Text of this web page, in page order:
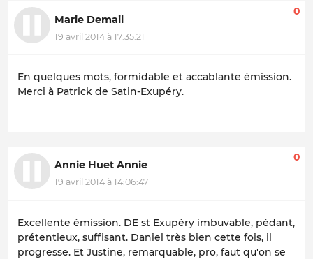
Marie Demail
19 avril 2014 à 17:35:21
0
En quelques mots, formidable et accablante émission.
Merci à Patrick de Satin-Exupéry.
Annie Huet Annie
19 avril 2014 à 14:06:47
0
Excellente émission. DE st Exupéry imbuvable, pédant,
prétentieux, suffisant. Daniel très bien cette fois, il
progresse. Et Justine, remarquable, pro, faut qu'on se